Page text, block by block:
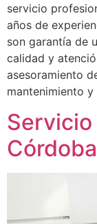
servicio
años de
son garantía de
calidad y
asesoramiento
mantenimiento
Córdoba